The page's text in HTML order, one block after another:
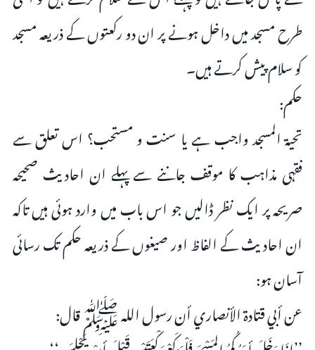
طرح مسجد میں داخل ہونے پر ان دو رکعتوں کے ذریعہ مسجد
کو سلام پیش کرتے ہیں۔
حکم:
تحیۃ المسجد واجب ہے یا سنت و مستحب؟ اس تعلق سے
فقہی مذاہب کا موقف جاننے سے پہلے ان احادیث صحیحہ
صریحہ پر ایک نظر ڈالیں جو اس باب میں وارد ہوئی ہیں تاکہ
ان احادیث کے الفاظ اور صیغوں کے ذریعہ حکم تک رسائی
آسان ہو:
عن أبي قتادۃ الأنصاري أن رسول اللہ ﷺ قال: